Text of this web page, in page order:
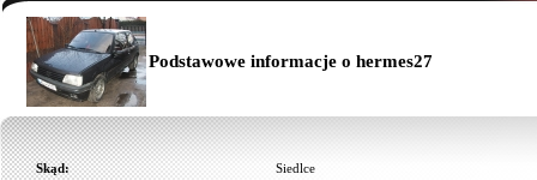
Podstawowe informacje o hermes27
Skąd:
Siedlce